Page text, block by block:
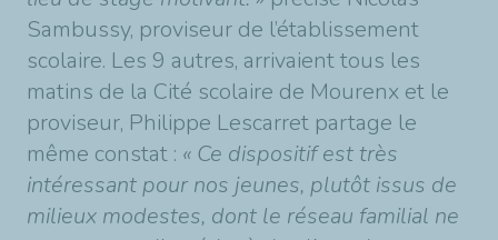
Sambussy, proviseur de l’établissement
scolaire. Les 9 autres, arrivaient tous les
matins de la Cité scolaire de Mourenx et le
proviseur, Philippe Lescarret partage le
même constat : « Ce dispositif est très
intéressant pour nos jeunes, plutôt issus de
milieux modestes, dont le réseau familial ne